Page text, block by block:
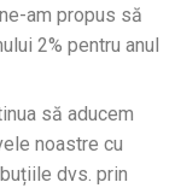
am propus să
2% pentru anul
să aducem
noastre cu
dvs. prin